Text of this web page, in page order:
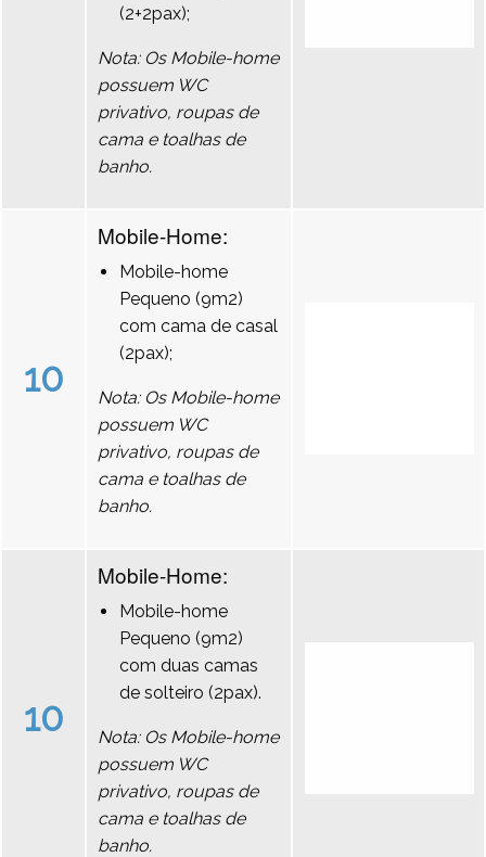
(2+2pax);
Nota: Os Mobile-home
possuem WC
privativo, roupas de
cama e toalhas de
banho.
10
Mobile-Home:
Mobile-home
Pequeno (9m2)
com cama de casal
(2pax);
Nota: Os Mobile-home
possuem WC
privativo, roupas de
cama e toalhas de
banho.
10
Mobile-Home:
Mobile-home
Pequeno (9m2)
com duas camas
de solteiro (2pax).
Nota: Os Mobile-home
possuem WC
privativo, roupas de
cama e toalhas de
banho.